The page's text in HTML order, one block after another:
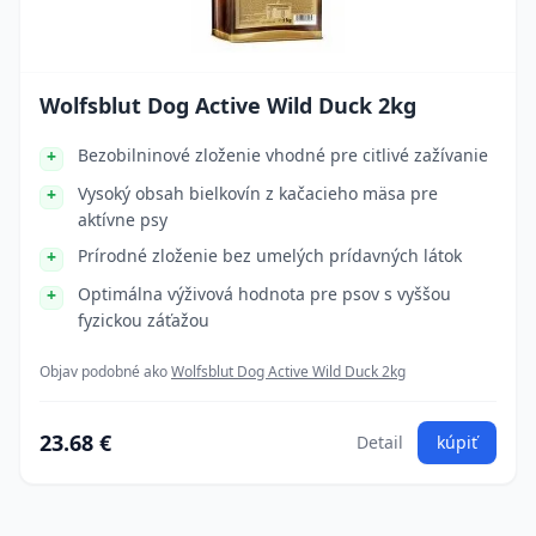
Wolfsblut Dog Active Wild Duck 2kg
Bezobilninové zloženie vhodné pre citlivé zažívanie
Vysoký obsah bielkovín z kačacieho mäsa pre
aktívne psy
Prírodné zloženie bez umelých prídavných látok
Optimálna výživová hodnota pre psov s vyššou
fyzickou záťažou
Objav podobné akoWolfsblut Dog Active Wild Duck 2kg
23.68 € Detail kúpiť